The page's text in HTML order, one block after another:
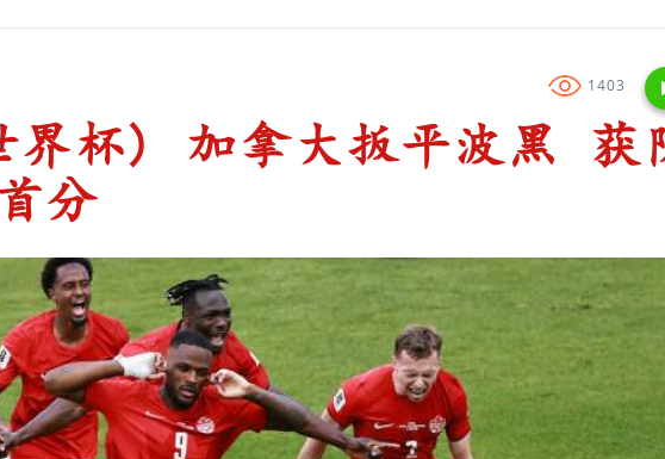
1403
界杯) 加拿大扳平波黑 获
分